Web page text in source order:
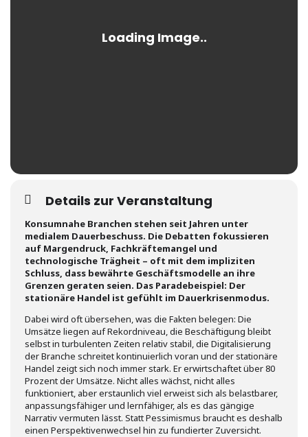
Details zur Veranstaltung
Konsumnahe Branchen stehen seit Jahren unter
medialem Dauerbeschuss. Die Debatten fokussieren
auf Margendruck, Fachkräftemangel und
technologische Trägheit – oft mit dem impliziten
Schluss, dass bewährte Geschäftsmodelle an ihre
Grenzen geraten seien. Das Paradebeispiel: Der
stationäre Handel ist gefühlt im Dauerkrisenmodus.
Dabei wird oft übersehen, was die Fakten belegen: Die
Umsätze liegen auf Rekordniveau, die Beschäftigung bleibt
selbst in turbulenten Zeiten relativ stabil, die Digitalisierung
der Branche schreitet kontinuierlich voran und der stationäre
Handel zeigt sich noch immer stark. Er erwirtschaftet über 80
Prozent der Umsätze. Nicht alles wächst, nicht alles
funktioniert, aber erstaunlich viel erweist sich als belastbarer,
anpassungsfähiger und lernfähiger, als es das gängige
Narrativ vermuten lässt. Statt Pessimismus braucht es deshalb
einen Perspektivenwechsel hin zu fundierter Zuversicht.